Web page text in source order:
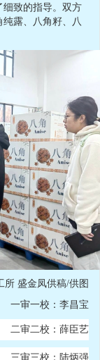
细致的指导。双方
露、八角籽、八
所 盛金凤供稿/供图
一审一校：李昌宝
二审二校：薛臣艺
三审三校：陆炳强